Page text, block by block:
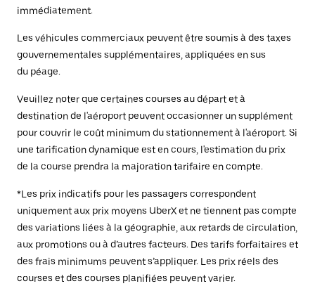
immédiatement.
Les véhicules commerciaux peuvent être soumis à des taxes
gouvernementales supplémentaires, appliquées en sus
du péage.
Veuillez noter que certaines courses au départ et à
destination de l'aéroport peuvent occasionner un supplément
pour couvrir le coût minimum du stationnement à l'aéroport. Si
une tarification dynamique est en cours, l'estimation du prix
de la course prendra la majoration tarifaire en compte.
*Les prix indicatifs pour les passagers correspondent
uniquement aux prix moyens UberX et ne tiennent pas compte
des variations liées à la géographie, aux retards de circulation,
aux promotions ou à d’autres facteurs. Des tarifs forfaitaires et
des frais minimums peuvent s’appliquer. Les prix réels des
courses et des courses planifiées peuvent varier.